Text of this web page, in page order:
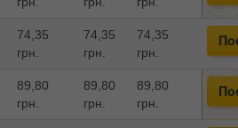
74,35
грн.
74,35
грн.
74,35
грн.
89,80
грн.
89,80
грн.
89,80
грн.